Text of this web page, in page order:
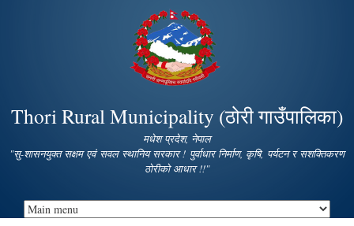
main
content
Thori Rural Municipality (ठोरी गाउँपालिका)
मधेश प्रदेश, नेपाल
"सु-शासनयुक्त सक्षम एवं सवल स्थानिय सरकार ! पुर्वाधार निर्माण, कृषि, पर्यटन र सशक्तिकरण
ठोरीको आधार !!"